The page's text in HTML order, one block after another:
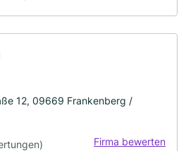
12, 09669 Frankenberg /
Firma bewerten